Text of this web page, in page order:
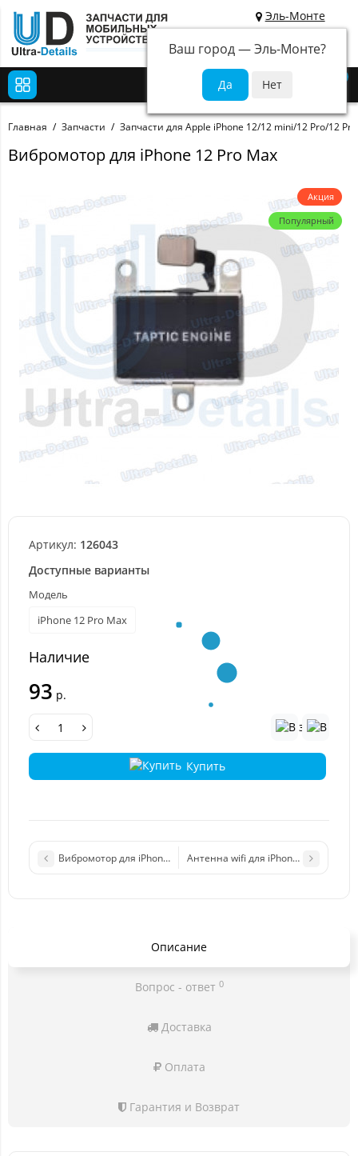
Эль-Монте
Ваш город —Эль-Монте?
Главная Запчасти Запчасти для Apple iPhone 12/12 mini/12 Pro/12
Вибромотор для iPhone 12 Pro Max
Акция
Популярный
Артикул: 126043
Доступные варианты
Модель
iPhone 12 Pro Max
Наличие
93 р.
Купить
Вибромотор для iPhone 12/12 ProАнтенна wifi для iPhone 12 mini
Описание
Вопрос - ответ 0
Доставка
Оплата
Гарантия и Возврат